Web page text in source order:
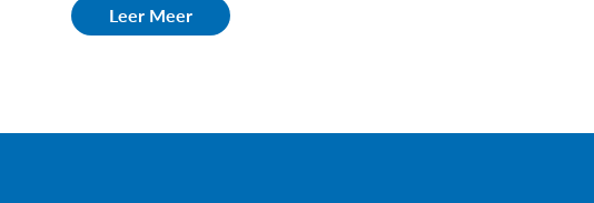
Leer Meer